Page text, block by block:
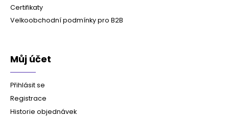
Certifikaty
Velkoobchodní podmínky pro B2B
Můj účet
Přihlásit se
Registrace
Historie objednávek